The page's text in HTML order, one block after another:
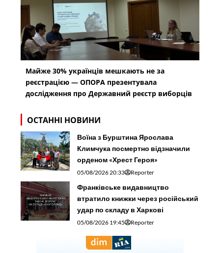
Майже 30% українців мешкають не за
реєстрацією — ОПОРА презентувала
дослідження про Державний реєстр виборців
ОСТАННІ НОВИНИ
Воїна з Бурштина Ярослава
Климчука посмертно відзначили
орденом «Хрест Героя»
05/08/2026 20:33 Reporter
Франківське видавництво
втратило книжки через російський
удар по складу в Харкові
05/08/2026 19:45 Reporter